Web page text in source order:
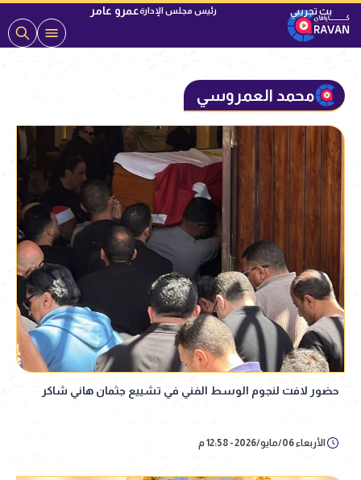
رئيس مجلس الإدارةعمرو عامر
محمد العمروسي
حضور لافت لنجوم الوسط الفني في تشييع جثمان هاني شاكر
الأربعاء 06/مايو/2026 - 12:58 م